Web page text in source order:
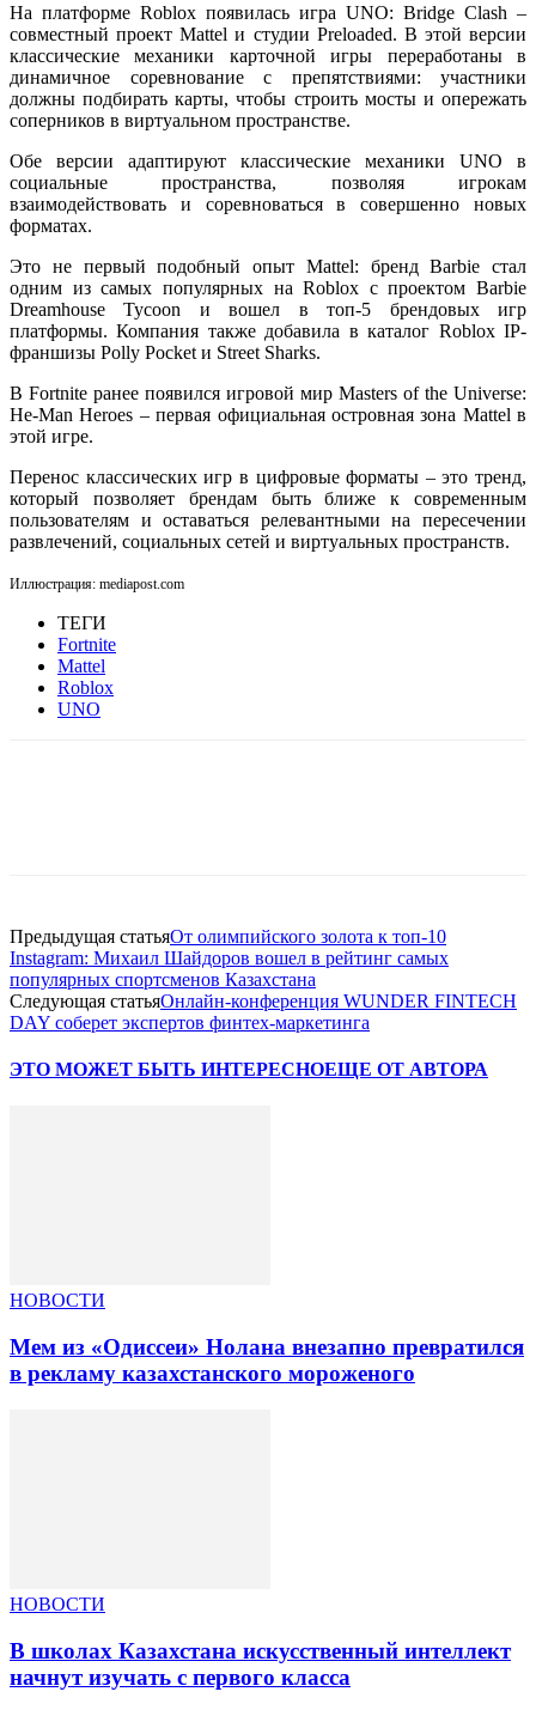
На платформе Roblox появилась игра UNO: Bridge Clash –
совместный проект Mattel и студии Preloaded. В этой версии
классические механики карточной игры переработаны в
динамичное соревнование с препятствиями: участники
должны подбирать карты, чтобы строить мосты и опережать
соперников в виртуальном пространстве.
Обе версии адаптируют классические механики UNO в
социальные пространства, позволяя игрокам
взаимодействовать и соревноваться в совершенно новых
форматах.
Это не первый подобный опыт Mattel: бренд Barbie стал
одним из самых популярных на Roblox с проектом Barbie
Dreamhouse Tycoon и вошел в топ-5 брендовых игр
платформы. Компания также добавила в каталог Roblox IP-
франшизы Polly Pocket и Street Sharks.
В Fortnite ранее появился игровой мир Masters of the Universe:
He-Man Heroes – первая официальная островная зона Mattel в
этой игре.
Перенос классических игр в цифровые форматы – это тренд,
который позволяет брендам быть ближе к современным
пользователям и оставаться релевантными на пересечении
развлечений, социальных сетей и виртуальных пространств.
Иллюстрация: mediapost.com
ТЕГИ
Fortnite
Mattel
Roblox
UNO
Предыдущая статьяОт олимпийского золота к топ-10
Instagram: Михаил Шайдоров вошел в рейтинг самых
популярных спортсменов Казахстана
Следующая статьяОнлайн-конференция WUNDER FINTECH
DAY соберет экспертов финтех-маркетинга
ЭТО МОЖЕТ БЫТЬ ИНТЕРЕСНОЕЩЕ ОТ АВТОРА
НОВОСТИ
Мем из «Одиссеи» Нолана внезапно превратился
в рекламу казахстанского мороженого
НОВОСТИ
В школах Казахстана искусственный интеллект
начнут изучать с первого класса